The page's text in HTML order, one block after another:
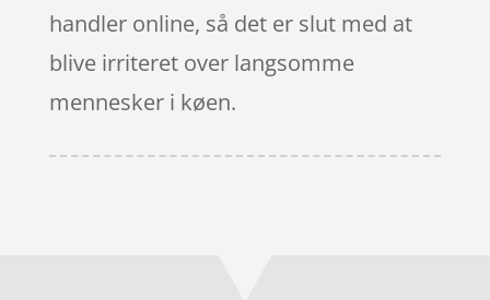
handler online, så det er slut med at
blive irriteret over langsomme
mennesker i køen.